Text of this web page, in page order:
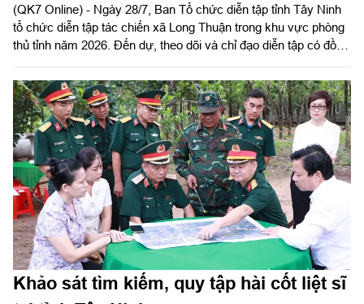
(QK7 Online) - Ngày 28/7, Ban Tổ chức diễn tập tỉnh Tây Ninh
tổ chức diễn tập tác chiến xã Long Thuận trong khu vực phòng
thủ tỉnh năm 2026. Đến dự, theo dõi và chỉ đạo diễn tập có đồng
ban tổ chức diễn tập tỉnh; Đại tá Trần Đình Hưng, Phó Chỉ huy
trưởng, Tham mưu trưởng Bộ CHQS tỉnh, Ủy viên Ban Chỉ đạo
diễn tập tỉnh, Phó Trưởng ban thường trực Ban tổ chức diễn tập
tỉnh; Đại tá Phạm Ngọc Thạch, Phó Chỉ huy trưởng Bộ CHQS
tỉnh.
Khảo sát tìm kiếm, quy tập hài cốt liệt sĩ